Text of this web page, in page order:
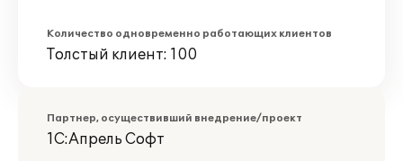
Количество одновременно работающих клиентов
Толстый клиент: 100
Партнер, осуществивший внедрение/проект
1С:Апрель Софт